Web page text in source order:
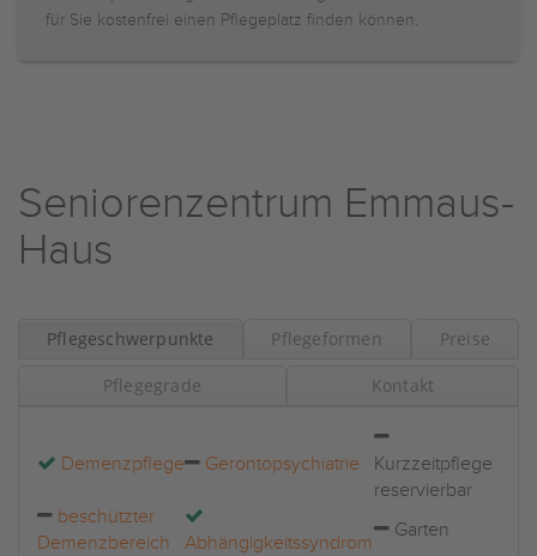
für Sie kostenfrei einen Pflegeplatz finden können.
Seniorenzentrum Emmaus-
Haus
Pflegeschwerpunkte Pflegeformen Preise
Pflegegrade Kontakt
Demenzpflege Gerontopsychiatrie
Kurzzeitpflege
reservierbar
beschützter
Demenzbereich
Abhängigkeitssyndrom
Garten